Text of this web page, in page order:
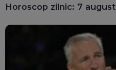
Horoscop zilnic: 7 august